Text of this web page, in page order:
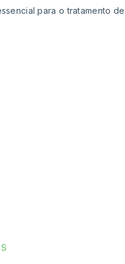
para o tratamento de